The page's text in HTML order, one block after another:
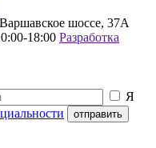
шоссе, 37А
18:00 Разработка
Я